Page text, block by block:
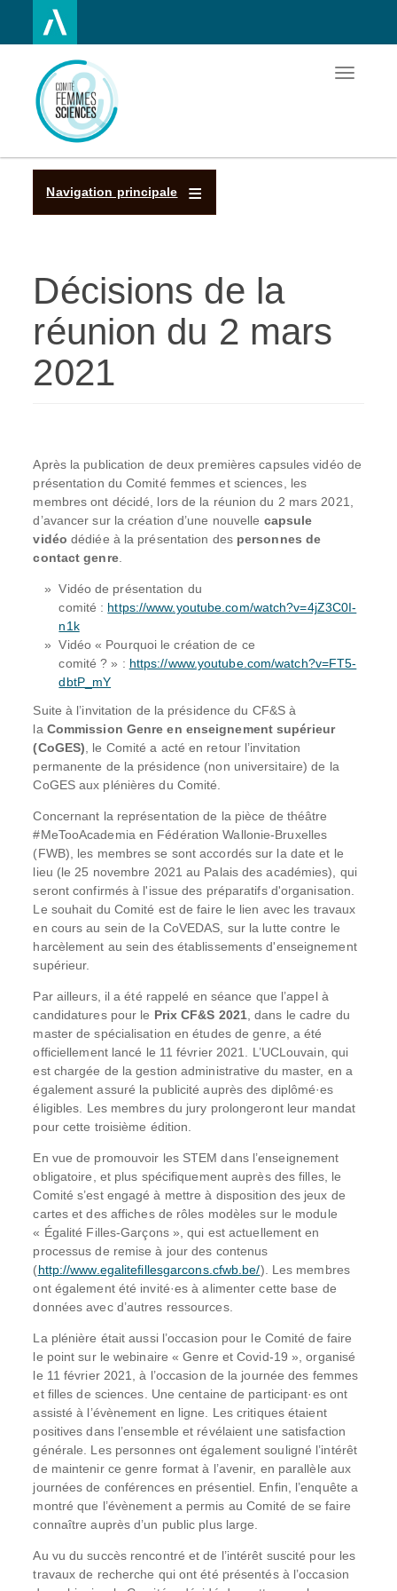
contenu
principal
Toggle
Navigation principale
Décisions de la
réunion du 2 mars
2021
Après la publication de deux premières capsules vidéo de
présentation du Comité femmes et sciences, les
membres ont décidé, lors de la réunion du 2 mars 2021,
d’avancer sur la création d’une nouvelle capsule
vidéo dédiée à la présentation des personnes de
contact genre.
Vidéo de présentation du
comité : https://www.youtube.com/watch?v=4jZ3C0I-
n1k
Vidéo « Pourquoi le création de ce
comité ? » : https://www.youtube.com/watch?v=FT5-
dbtP_mY
Suite à l’invitation de la présidence du CF&S à
la Commission Genre en enseignement supérieur
(CoGES) , le Comité a acté en retour l’invitation
permanente de la présidence (non universitaire) de la
CoGES aux plénières du Comité.
Concernant la représentation de la pièce de théâtre
#MeTooAcademia en Fédération Wallonie-Bruxelles
(FWB), les membres se sont accordés sur la date et le
lieu (le 25 novembre 2021 au Palais des académies), qui
seront confirmés à l'issue des préparatifs d'organisation.
Le souhait du Comité est de faire le lien avec les travaux
en cours au sein de la CoVEDAS, sur la lutte contre le
harcèlement au sein des établissements d'enseignement
supérieur.
Par ailleurs, il a été rappelé en séance que l’appel à
candidatures pour le Prix CF&S 2021, dans le cadre du
master de spécialisation en études de genre, a été
officiellement lancé le 11 février 2021. L’UCLouvain, qui
est chargée de la gestion administrative du master, en a
également assuré la publicité auprès des diplômé·es
éligibles. Les membres du jury prolongeront leur mandat
pour cette troisième édition.
En vue de promouvoir les STEM dans l’enseignement
obligatoire, et plus spécifiquement auprès des filles, le
Comité s’est engagé à mettre à disposition des jeux de
cartes et des affiches de rôles modèles sur le module
« Égalité Filles-Garçons », qui est actuellement en
processus de remise à jour des contenus
(http://www.egalitefillesgarcons.cfwb.be/). Les membres
ont également été invité·es à alimenter cette base de
données avec d’autres ressources.
La plénière était aussi l’occasion pour le Comité de faire
le point sur le webinaire « Genre et Covid-19 », organisé
le 11 février 2021, à l’occasion de la journée des femmes
et filles de sciences. Une centaine de participant·es ont
assisté à l’évènement en ligne. Les critiques étaient
positives dans l’ensemble et révélaient une satisfaction
générale. Les personnes ont également souligné l’intérêt
de maintenir ce genre format à l’avenir, en parallèle aux
journées de conférences en présentiel. Enfin, l’enquête a
montré que l’évènement a permis au Comité de se faire
connaître auprès d’un public plus large.
Au vu du succès rencontré et de l’intérêt suscité pour les
travaux de recherche qui ont été présentés à l’occasion